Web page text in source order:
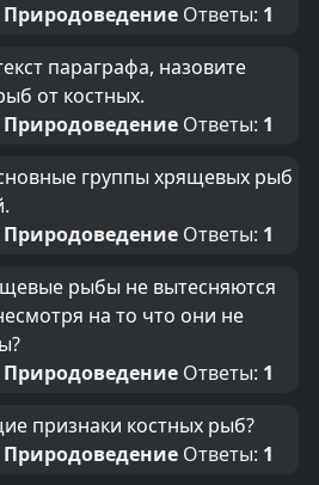
Природоведение Ответы: 1
параграфа, назовите
от костных.
Природоведение Ответы: 1
группы хрящевых рыб
Природоведение Ответы: 1
рыбы не вытесняются
на то что они не
Природоведение Ответы: 1
признаки костных рыб?
Природоведение Ответы: 1